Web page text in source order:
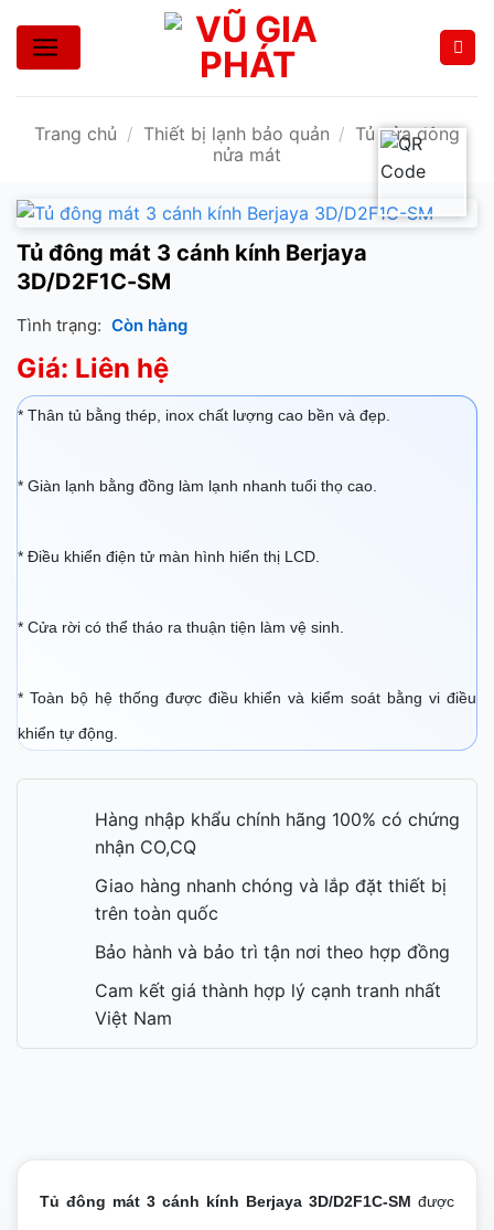
nội
Trang chủ / Thiết bị lạnh bảo quản / Tủ nửa đông
nửa mát
Tủ đông mát 3 cánh kính Berjaya
3D/D2F1C-SM
Tình trạng: Còn hàng
Giá: Liên hệ
* Thân tủ bằng thép, inox chất lượng cao bền và đẹp.
* Giàn lạnh bằng đồng làm lạnh nhanh tuổi thọ cao.
* Điều khiển điện tử màn hình hiển thị LCD.
* Cửa rời có thể tháo ra thuận tiện làm vệ sinh.
* Toàn bộ hệ thống được điều khiển và kiểm soát bằng vi điều
khiển tự động.
Hàng nhập khẩu chính hãng 100% có chứng
nhận CO,CQ
Giao hàng nhanh chóng và lắp đặt thiết bị
trên toàn quốc
Bảo hành và bảo trì tận nơi theo hợp đồng
Cam kết giá thành hợp lý cạnh tranh nhất
Việt Nam
Tủ đông mát 3 cánh kính Berjaya 3D/D2F1C-SM được